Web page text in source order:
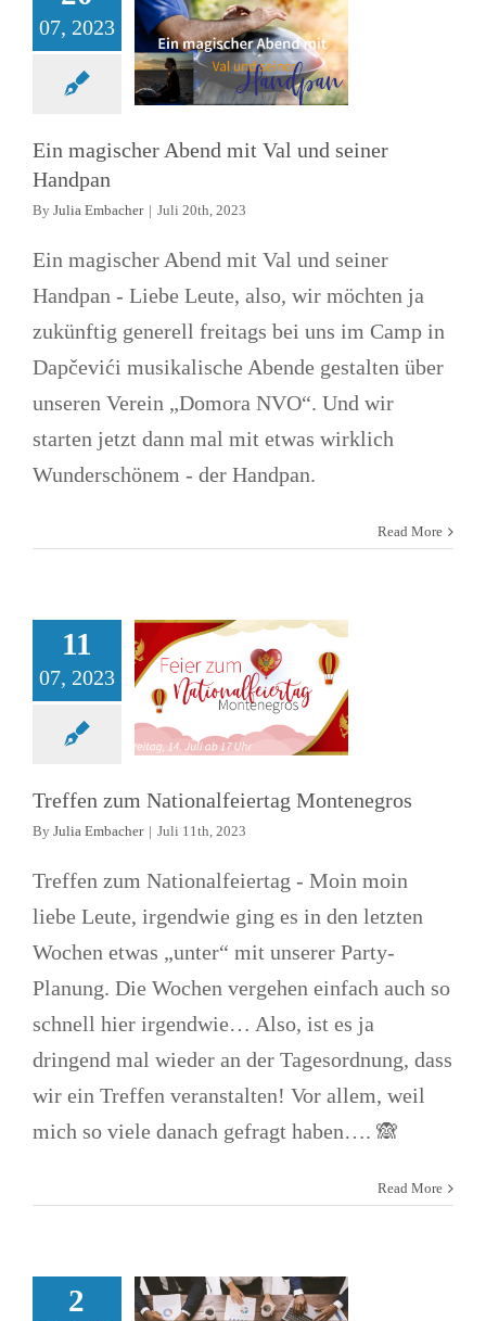
07, 2023 Allgemein News Treffen
Ein magischer Abend mit Val und seiner
Handpan
By Julia Embacher | Juli 20th, 2023
Ein magischer Abend mit Val und seiner
Handpan - Liebe Leute, also, wir möchten ja
zukünftig generell freitags bei uns im Camp in
Dapčevići musikalische Abende gestalten über
unseren Verein „Domora NVO“. Und wir
starten jetzt dann mal mit etwas wirklich
Wunderschönem - der Handpan.
Read More
11
07, 2023
Allgemein News Treffen
Treffen zum Nationalfeiertag Montenegros
By Julia Embacher | Juli 11th, 2023
Treffen zum Nationalfeiertag - Moin moin
liebe Leute, irgendwie ging es in den letzten
Wochen etwas „unter“ mit unserer Party-
Planung. Die Wochen vergehen einfach auch so
schnell hier irgendwie… Also, ist es ja
dringend mal wieder an der Tagesordnung, dass
wir ein Treffen veranstalten! Vor allem, weil
mich so viele danach gefragt haben…. 🙈
Read More
2
Business-
Netzwerk-
Abend/
Nachmittag mit
Fachmann und